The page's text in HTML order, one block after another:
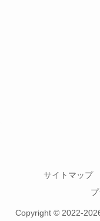
サイトマップ
Copyright © 2022-